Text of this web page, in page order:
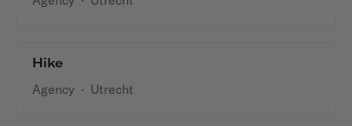
Hike
Agency · Utrecht